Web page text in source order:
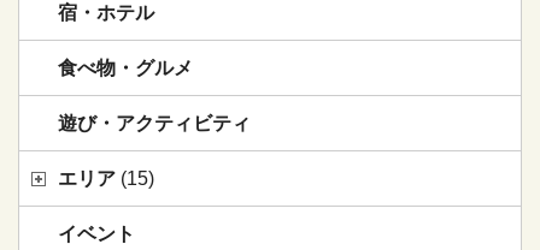
宿・ホテル
食べ物・グルメ
遊び・アクティビティ
エリア (15)
イベント